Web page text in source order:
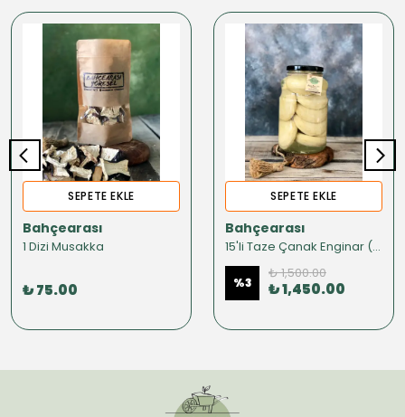
SEPETE EKLE
Bahçearası
1 Dizi Musakka
₺ 75.00
SEPETE EKLE
Bahçearası
15'li Taze Çanak Enginar (KONSERVE)
%3
₺ 1,500.00
₺ 1,450.00